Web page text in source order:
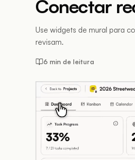
Conectar
Use widgets de mural para
revisam.
6 min de leitura